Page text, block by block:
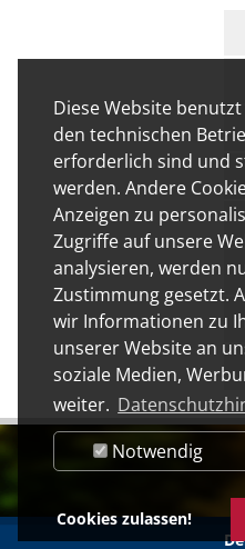
Diese Website
den technischen
erforderlich sind und
werden. Andere
Anzeigen zu
Zugriffe auf unsere
analysieren, werden
Zustimmung gesetzt.
wir Informationen zu
unserer Website an
soziale Medien,
weiter.
Notwendig
Cookies zulassen!